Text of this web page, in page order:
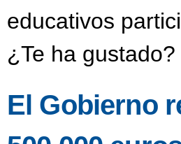
educativos
¿Te ha
El Gobierno